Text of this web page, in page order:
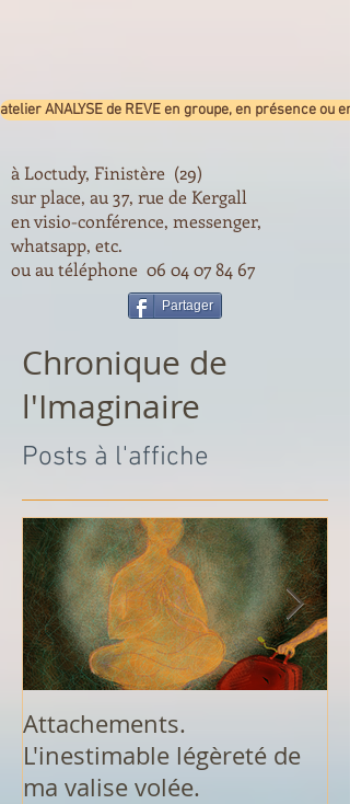
atelier ANALYSE de REVE en groupe, en présence ou
à Loctudy, Finistère (29)
sur place, au 37, rue de Kergall
en visio-conférence, messenger,
whatsapp, etc.
ou au téléphone 06 04 07 84 67
Partager
Chronique de
l'Imaginaire
Posts à l'affiche
Attachements.
L'inestimable légèreté de
ma valise volée.